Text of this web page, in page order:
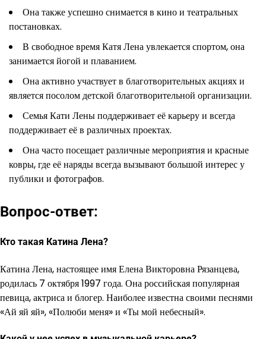
Она также успешно снимается в кино и театральных
постановках.
В свободное время Катя Лена увлекается спортом, она
занимается йогой и плаванием.
Она активно участвует в благотворительных акциях и
является посолом детской благотворительной организации.
Семья Кати Лены поддерживает её карьеру и всегда
поддерживает её в различных проектах.
Она часто посещает различные мероприятия и красные
ковры, где её наряды всегда вызывают большой интерес у
публики и фотографов.
Вопрос-ответ:
Кто такая Катина Лена?
Катина Лена, настоящее имя Елена Викторовна Рязанцева,
родилась 7 октября 1997 года. Она российская популярная
певица, актриса и блогер. Наиболее известна своими песнями
«Ай яй яй», «Полюби меня» и «Ты мой небесный».